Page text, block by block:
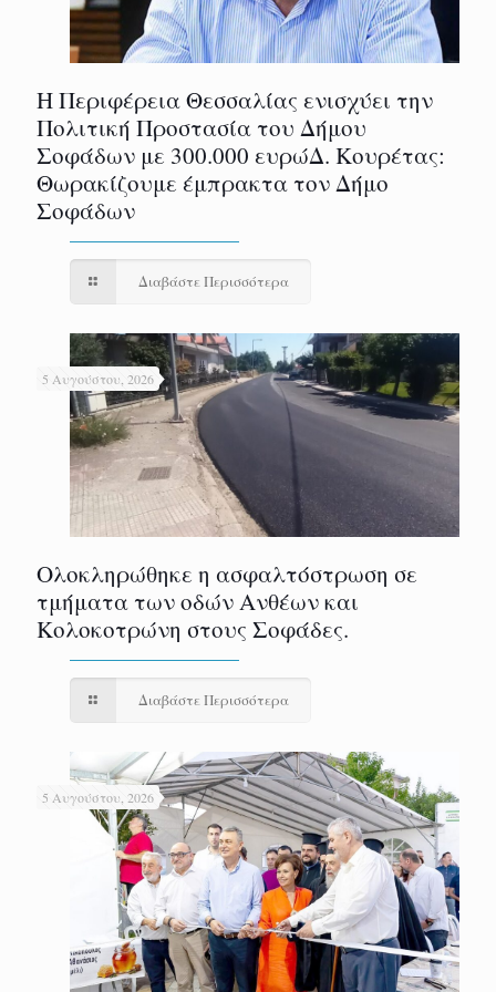
Η Περιφέρεια Θεσσαλίας ενισχύει την
Πολιτική Προστασία του Δήμου
Σοφάδων με 300.000 ευρώΔ. Κουρέτας:
Θωρακίζουμε έμπρακτα τον Δήμο
Σοφάδων
Διαβάστε Περισσότερα
5 Αυγούστου, 2026
Ολοκληρώθηκε η ασφαλτόστρωση σε
τμήματα των οδών Ανθέων και
Κολοκοτρώνη στους Σοφάδες.
Διαβάστε Περισσότερα
5 Αυγούστου, 2026